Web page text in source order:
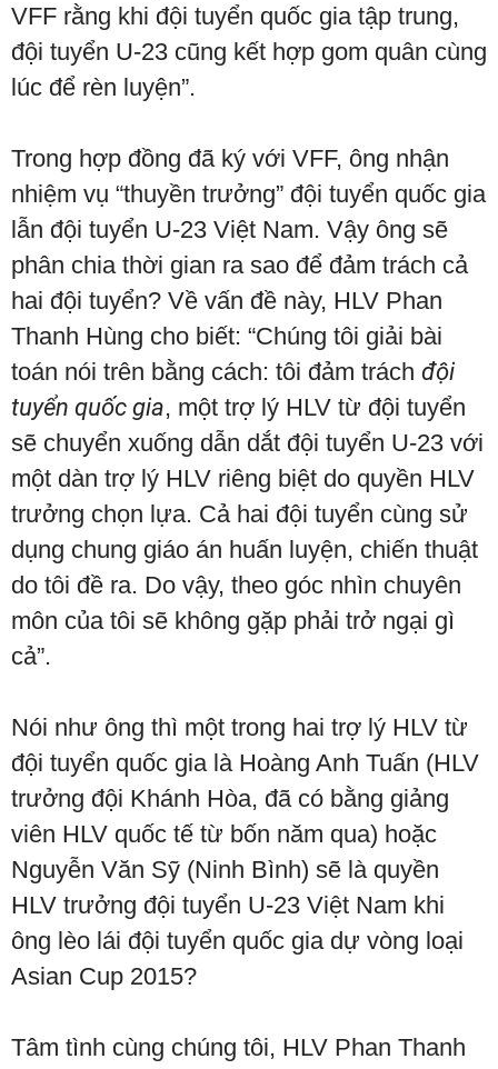
VFF rằng khi đội tuyển quốc gia tập trung,
đội tuyển U-23 cũng kết hợp gom quân cùng
lúc để rèn luyện”.
Trong hợp đồng đã ký với VFF, ông nhận
nhiệm vụ “thuyền trưởng” đội tuyển quốc gia
lẫn đội tuyển U-23 Việt Nam. Vậy ông sẽ
phân chia thời gian ra sao để đảm trách cả
hai đội tuyển? Về vấn đề này, HLV Phan
Thanh Hùng cho biết: “Chúng tôi giải bài
toán nói trên bằng cách: tôi đảm trách đội
tuyển quốc gia, một trợ lý HLV từ đội tuyển
sẽ chuyển xuống dẫn dắt đội tuyển U-23 với
một dàn trợ lý HLV riêng biệt do quyền HLV
trưởng chọn lựa. Cả hai đội tuyển cùng sử
dụng chung giáo án huấn luyện, chiến thuật
do tôi đề ra. Do vậy, theo góc nhìn chuyên
môn của tôi sẽ không gặp phải trở ngại gì
cả”.
Nói như ông thì một trong hai trợ lý HLV từ
đội tuyển quốc gia là Hoàng Anh Tuấn (HLV
trưởng đội Khánh Hòa, đã có bằng giảng
viên HLV quốc tế từ bốn năm qua) hoặc
Nguyễn Văn Sỹ (Ninh Bình) sẽ là quyền
HLV trưởng đội tuyển U-23 Việt Nam khi
ông lèo lái đội tuyển quốc gia dự vòng loại
Asian Cup 2015?
Tâm tình cùng chúng tôi, HLV Phan Thanh